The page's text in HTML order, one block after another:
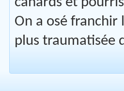
On a osé franchir
plus traumatisée